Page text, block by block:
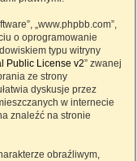
„www.phpbb.com”,
o oprogramowanie
typu witryny
Public License v2” zwanej
ze strony
dyskusje przez
w internecie
znaleźć na stronie
obraźliwym,